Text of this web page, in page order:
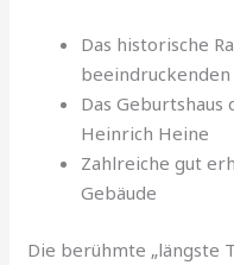
Das historische
beeindruckenden
Das
Heinrich Heine
Zahlreiche gut
Gebäude
Die berühmte „längste